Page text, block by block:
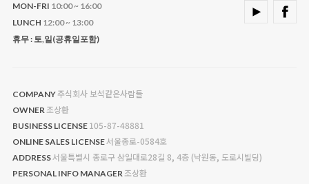
MON-FRI 10:00 ~ 16:00
LUNCH 12:00 ~ 13:00
휴무 : 토,일(공휴일포함)
COMPANY 주식회사 보석같은사람들
OWNER 조상환
BUSINESS LICENSE 105-87-48881
ONLINE SALES LICENSE서울종로-0584호
ADDRESS서울특별시 종로구 삼일대로28길 8, 4층 (낙원동, 도로시빌딩)
PERSONAL INFO MANAGER 조상환